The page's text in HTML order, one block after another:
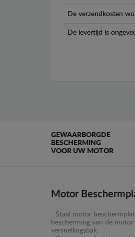
De verzendkosten
De levertijd is
GEWAARBORGDE
BESCHERMING
VOOR UW MOTOR
Motor
- Staal motor
bescherming van de
versnellingsbak.